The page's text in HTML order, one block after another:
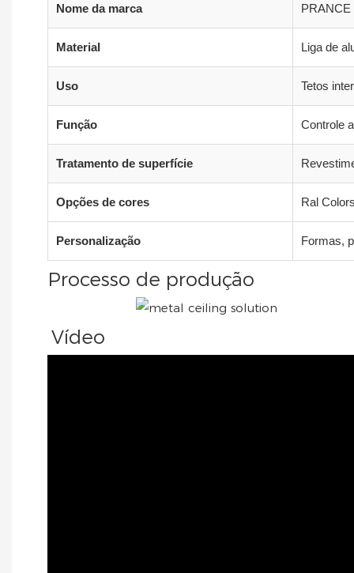
Nome da marca PRANCE
Material Liga de
Uso Tetos
Função Controle
Tratamento de superfície
Opções de cores Ral
Personalização Formas,
Processo de produção
Vídeo